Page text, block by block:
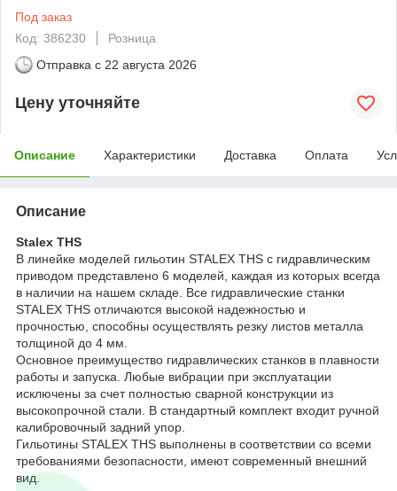
Под заказ
Код: 386230
Розница
Отправка с 22 августа 2026
Цену уточняйте
Описание Характеристики Доставка Оплата
Описание
Stalex THS
В линейке моделей гильотин STALEX THS с гидравлическим
приводом представлено 6 моделей, каждая из которых всегда
в наличии на нашем складе. Все гидравлические станки
STALEX THS отличаются высокой надежностью и
прочностью, способны осуществлять резку листов металла
толщиной до 4 мм.
Основное преимущество гидравлических станков в плавности
работы и запуска. Любые вибрации при эксплуатации
исключены за счет полностью сварной конструкции из
высокопрочной стали. В стандартный комплект входит ручной
калибровочный задний упор.
Гильотины STALEX THS выполнены в соответствии со всеми
требованиями безопасности, имеют современный внешний
вид.